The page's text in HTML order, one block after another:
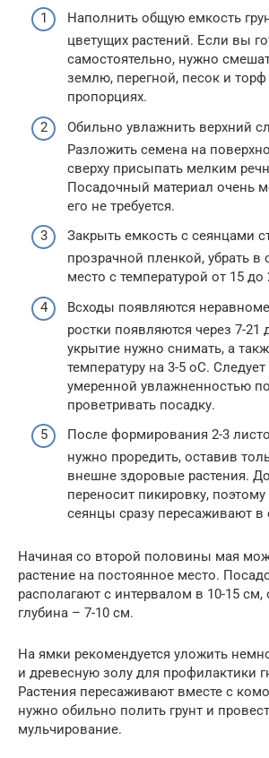
Наполнить общую емкость
цветущих растений. Если вы
самостоятельно, нужно
землю, перегной, песок и
пропорциях.
Обильно увлажнить верхний
Разложить семена на
сверху присыпать мелким
Посадочный материал очень
его не требуется.
Закрыть емкость с сеянцами
прозрачной пленкой, убрать в
место с температурой от 15 до
Всходы появляются
ростки появляются через 7-21
укрытие нужно снимать, а
температуру на 3-5 оС.
умеренной увлажненностью
проветривать посадку.
После формирования 2-3
нужно проредить, оставив
внешне здоровые растения.
переносит пикировку,
сеянцы сразу пересаживают в
Начиная со второй половины мая
растение на постоянное место.
располагают с интервалом в 10-15 см,
глубина – 7-10 см.
На ямки рекомендуется уложить
и древесную золу для профилактики
Растения пересаживают вместе с
нужно обильно полить грунт и
мульчирование.